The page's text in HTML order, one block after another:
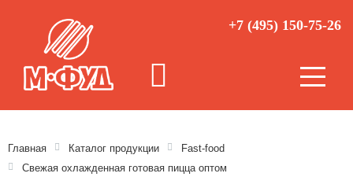
+7 (495) 150-75-26
Главная Каталог продукции
Fast-food
Свежая охлажденная готовая пицца оптом